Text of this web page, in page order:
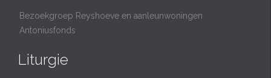
Bezoekgroep Reyshoeve en aanleunwoningen
Antoniusfonds
Liturgie